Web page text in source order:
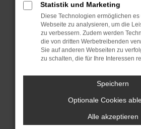
Betriebssystem auf dem
sind.
Veraltete Software birgt nicht
Sicherheitsrisiko, sondern
führen, dass bestimmte
unterstützt werden.
Wende dich an den
Wenn du alle oben genannten
hast, kontaktiere uns bitte. Wir
versuchen, das Problem zu
uns diesen Text schicken, um
Statistik und Marketing
Diese Technologien ermöglichen
Webseite zu analysieren, um die
zu verbessern. Zudem werden
die von dritten Werbetreibenden
Sie auf anderen Webseiten zu
zu schalten, die für Ihre Interessen
Speichern
Optionale Cookies
Alle akzeptieren